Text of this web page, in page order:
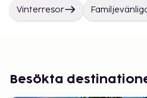
Vinterresor
Besökta